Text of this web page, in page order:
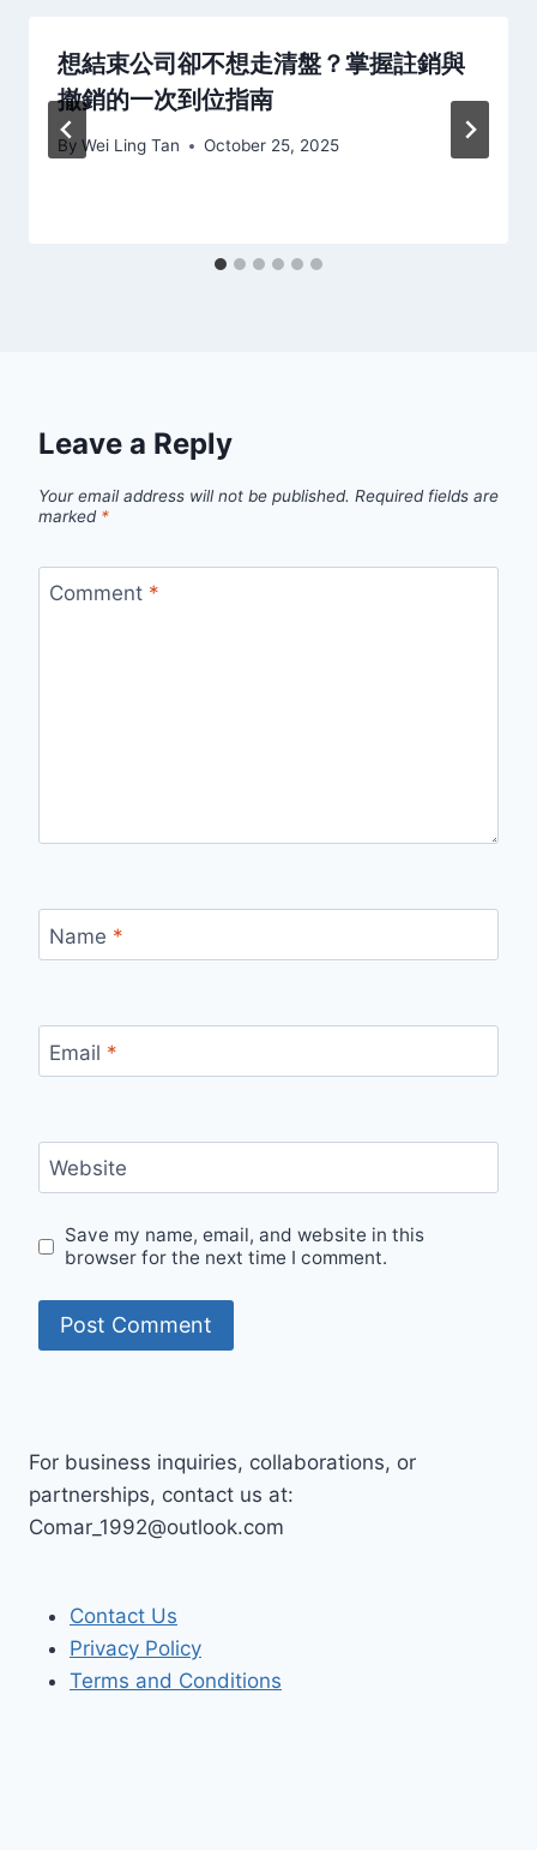
想結束公司卻不想走清盤？掌握註銷與
撤銷的一次到位指南
By Wei Ling Tan October 25, 2025
Leave a Reply
Your email address will not be published. Required fields are
marked *
Comment *
Name *
Email *
Website
Save my name, email, and website in this
browser for the next time I comment.
For business inquiries, collaborations, or
partnerships, contact us at:
Comar_1992@outlook.com
Contact Us
Privacy Policy
Terms and Conditions